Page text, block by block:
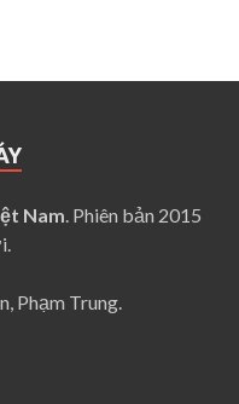
Nam . Phiên bản 2015
Phạm Trung.